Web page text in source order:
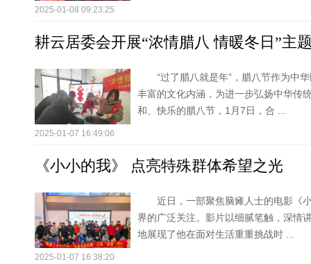
2025-01-08 09:23:25
耕云居委会开展“浓情腊八 情暖冬日”主
“过了腊八就是年”，腊八节作为中
丰富的文化内涵，为进一步弘扬中华传
和、快乐的腊八节，1月7日，合 ...
2025-01-07 16:49:06
《小小的我》 点亮特殊群体希望之光
近日，一部聚焦脑瘫人士的电影《
界的广泛关注。影片以细腻笔触，深情
地展现了他在面对生活重重挑战时 ...
2025-01-07 16:38:20